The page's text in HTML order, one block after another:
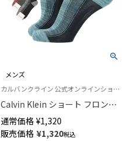
メンズ
カルバンクライン 公式オンラインショップ 紳士 男性 靴下
Calvin Klein ショート フロント
ストライプ スニーカー丈 カジ
ュアル ソックス メンズ
02522558
通常価格 ¥1,320
販売価格 ¥1,320税込